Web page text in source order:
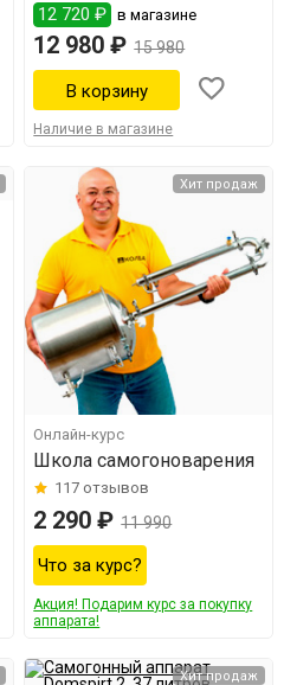
12 720 ₽ в магазине
12 980 ₽ 15 980
Наличие в магазине
Хит продаж
Онлайн-курс
Школа самогоноварения
117 отзывов
2 290 ₽ 11 990
Что за курс?
Акция! Подарим курс за покупку
аппарата!
Хит продаж